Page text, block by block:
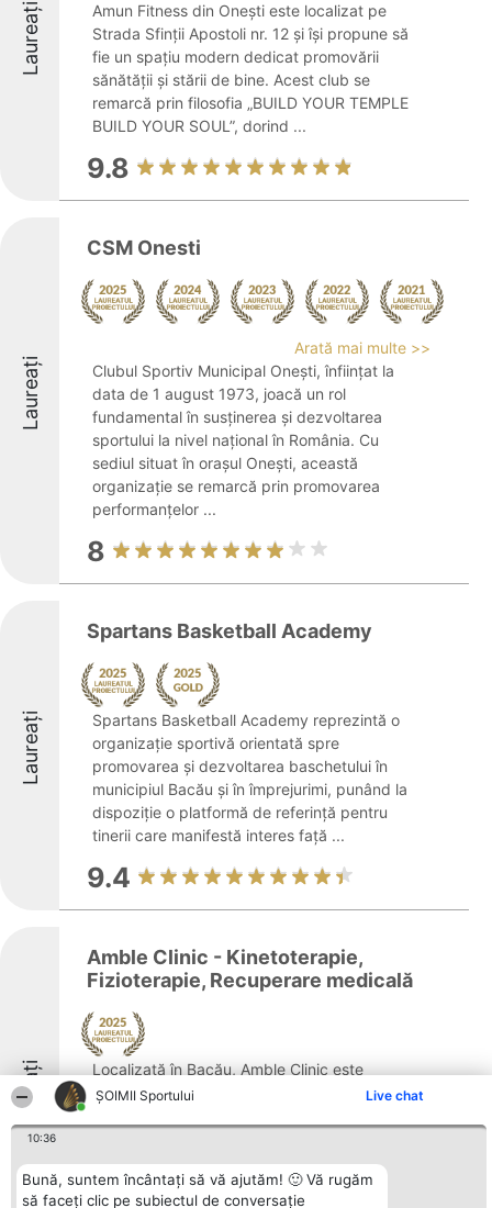
ȘOIMII Sportului Live chat
10:36
Bună, suntem încântați să vă ajutăm! 🙂 Vă rugăm
să faceți clic pe subiectul de conversație
Laureați
Amun Fitness din Onești este localizat pe
Strada Sfinții Apostoli nr. 12 și își propune să
fie un spațiu modern dedicat promovării
sănătății și stării de bine. Acest club se
remarcă prin filosofia „BUILD YOUR TEMPLE
BUILD YOUR SOUL”, dorind ...
9.8
Laureați
CSM Onesti
Arată mai multe >>
Clubul Sportiv Municipal Onești, înființat la
data de 1 august 1973, joacă un rol
fundamental în susținerea și dezvoltarea
sportului la nivel național în România. Cu
sediul situat în orașul Onești, această
organizație se remarcă prin promovarea
performanțelor ...
8
Laureați
Spartans Basketball Academy
Spartans Basketball Academy reprezintă o
organizație sportivă orientată spre
promovarea și dezvoltarea baschetului în
municipiul Bacău și în împrejurimi, punând la
dispoziție o platformă de referință pentru
tinerii care manifestă interes față ...
9.4
Laureați
Amble Clinic - Kinetoterapie,
Fizioterapie, Recuperare medicală
Localizată în Bacău, Amble Clinic este
recunoscută drept un centru important
complexă. Instituția se evidențiază printr-o
abordare contemporană și individualizată,